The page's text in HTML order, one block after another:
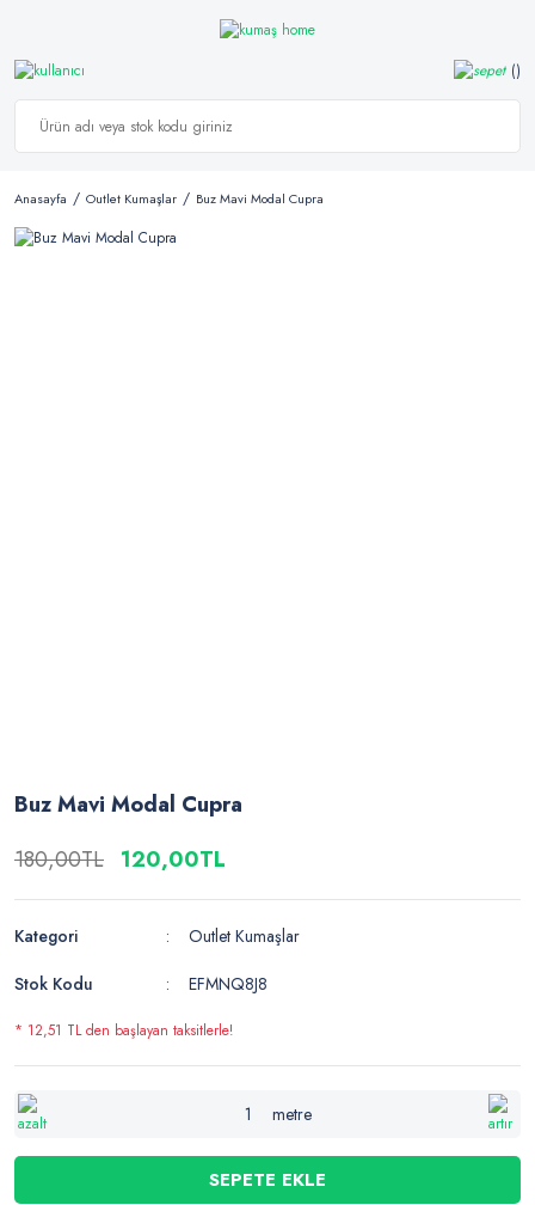
Anasayfa Outlet Kumaşlar Buz Mavi Modal Cupra
Buz Mavi Modal Cupra
180,00TL 120,00TL
Kategori
Outlet Kumaşlar
Stok Kodu
EFMNQ8J8
* 12,51 TL den başlayan taksitlerle!
metre
SEPETE EKLE